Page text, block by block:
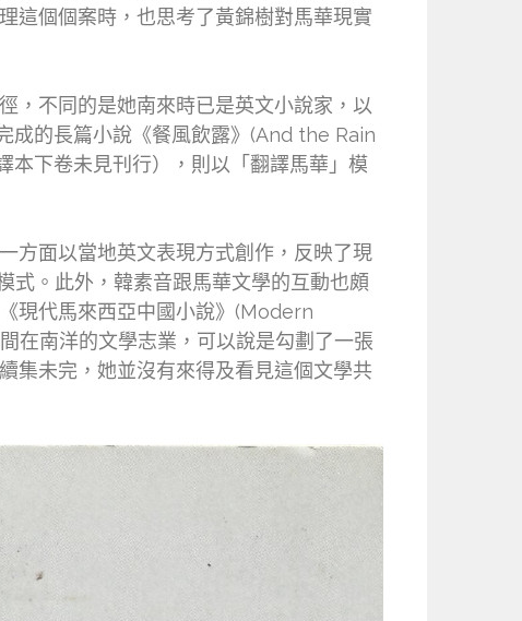
這個個案時，也思考了黃錦樹對馬華現實
，不同的是她南來時已是英文小說家，以
成的長篇小說《餐風飲露》(And the Rain
本下卷未見刊行），則以「翻譯馬華」模
方面以當地英文表現方式創作，反映了現
式。此外，韓素音跟馬華文學的互動也頗
現代馬來西亞中國小說》(Modern
在南洋的文學志業，可以說是勾劃了一張
集未完，她並沒有來得及看見這個文學共